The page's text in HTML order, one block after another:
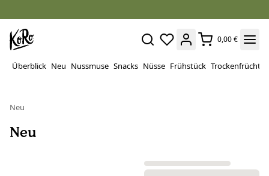
0,00 €
Überblick Neu Nussmuse Snacks Nüsse Frühstück Trockenfrüchte
Neu
Neu